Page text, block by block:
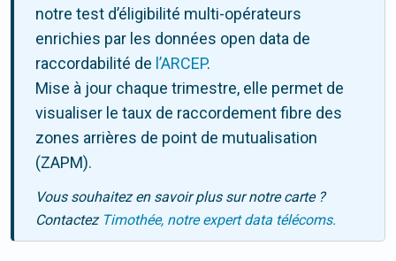
notre test d’éligibilité multi-opérateurs
enrichies par les données open data de
raccordabilité de l’ARCEP.
Mise à jour chaque trimestre, elle permet de
visualiser le taux de raccordement fibre des
zones arrières de point de mutualisation
(ZAPM).
Vous souhaitez en savoir plus sur notre carte ?
Contactez Timothée, notre expert data télécoms.